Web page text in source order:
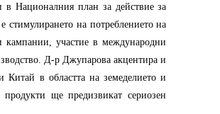
в Националния план за действие за
стимулирането на потреблението на
участие в международни
Д-р Джупарова акцентира и
Китай в областта на земеделието и
ще предизвикат сериозен